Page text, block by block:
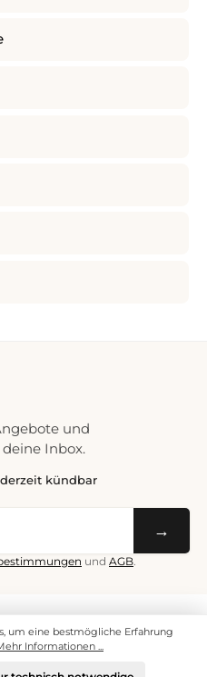
und
Inbox.
kündbar
→
und AGB.
- Alle Rechte vorbehalten.
um eine bestmögliche Erfahrung
Informationen ...